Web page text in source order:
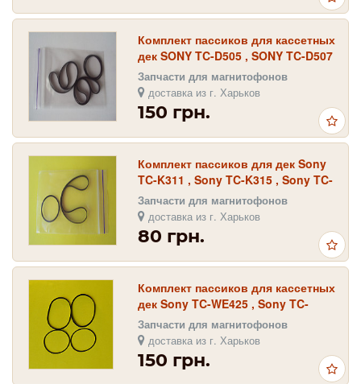
Комплект пассиков для кассетных
дек SONY TC-D505 , SONY TC-D507
, SONY TC-D509 , Sony TC-D705
Запчасти для магнитофонов
доставка из г. Харьков
150 грн.
Комплект пассиков для дек Sony
TC-K311 , Sony TC-K315 , Sony TC-
K361 ; Sony TC-K370
Запчасти для магнитофонов
доставка из г. Харьков
80 грн.
Комплект пассиков для кассетных
дек Sony TC-WE425 , Sony TC-
WE435 , Sony TC-WE525
Запчасти для магнитофонов
доставка из г. Харьков
150 грн.